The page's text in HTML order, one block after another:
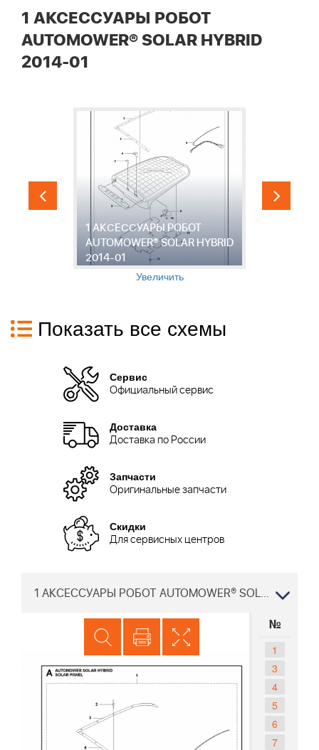
1 АКСЕССУАРЫ РОБОТ
AUTOMOWER® SOLAR HYBRID
2014-01
1 АКСЕССУАРЫ РОБОТ
AUTOMOWER® SOLAR HYBRID
2014-01
Увеличить
Показать все схемы
Сервис
Официальный сервис
Доставка
Доставка по России
Запчасти
Оригинальные запчасти
Скидки
Для сервисных центров
1 АКСЕССУАРЫ РОБОТ AUTOMOWER® SOLAR HYBRID 2014-01
№
1
3
4
5
6
7